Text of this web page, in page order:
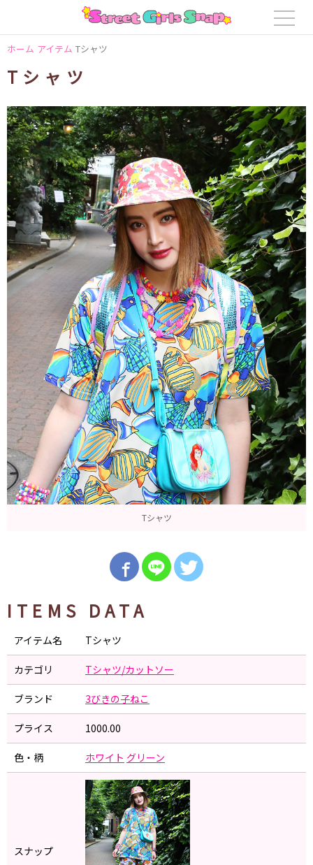
ホーム アイテム Tシャツ
Tシャツ
Tシャツ
ITEMS DATA
アイテム名 Tシャツ
カテゴリ Tシャツ/カットソー
ブランド 3びきの子ねこ
プライス 1000.00
色・柄 ホワイト グリーン
スナップ